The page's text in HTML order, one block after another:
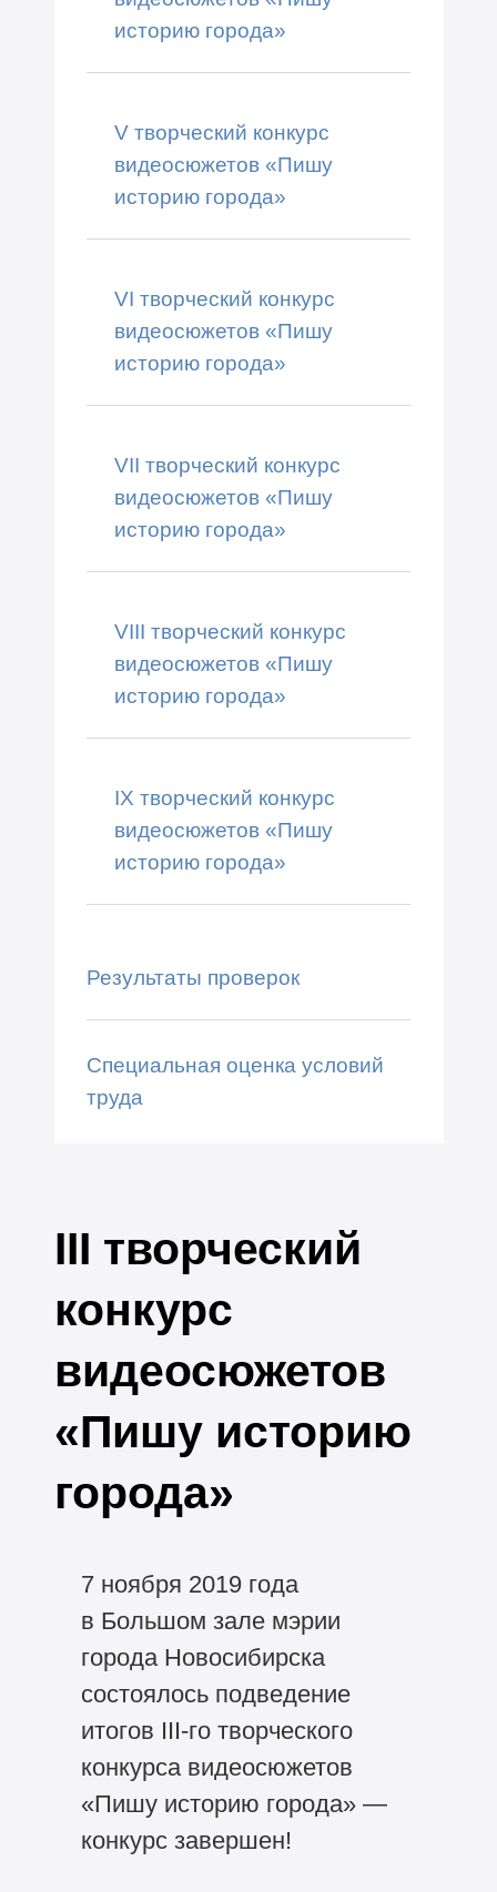
историю города»
V творческий конкурс
видеосюжетов «Пишу
историю города»
VI творческий конкурс
видеосюжетов «Пишу
историю города»
VII творческий конкурс
видеосюжетов «Пишу
историю города»
VIII творческий конкурс
видеосюжетов «Пишу
историю города»
IX творческий конкурс
видеосюжетов «Пишу
историю города»
Результаты проверок
Специальная оценка условий
труда
III творческий
конкурс
видеосюжетов
«Пишу историю
города»
7 ноября 2019 года
в Большом зале мэрии
города Новосибирска
состоялось подведение
итогов III-готворческого
конкурса видеосюжетов
«Пишу историю города» —
конкурс завершен!